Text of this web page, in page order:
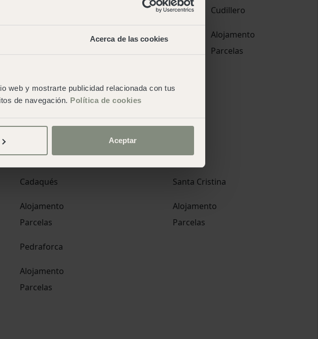
Acerca de las cookies
web y mostrarte publicidad relacionada con tus
de navegación. Política de cookies
Aceptar
Alojamento
Cudillero
Alojamento
Parcelas
Cadaqués
Alojamento
Parcelas
Santa Cristina
Alojamento
Parcelas
Pedraforca
Alojamento
Parcelas